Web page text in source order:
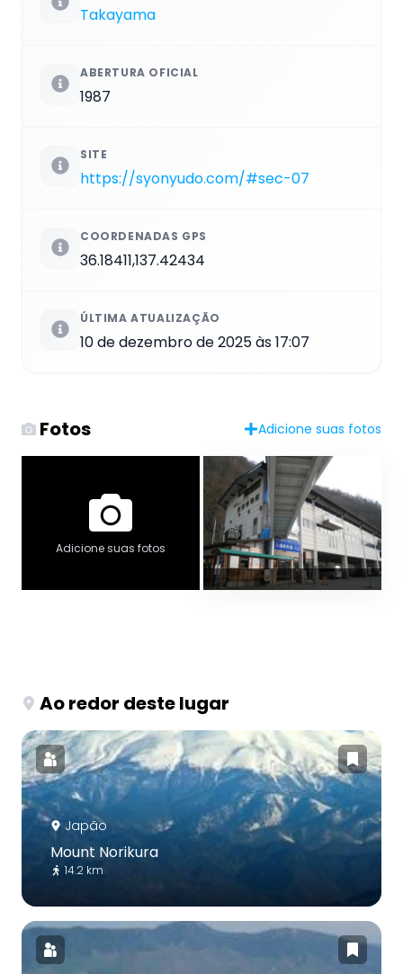
Takayama
ABERTURA OFICIAL
1987
SITE
https://syonyudo.com/#sec-07
COORDENADAS GPS
36.18411,137.42434
ÚLTIMA ATUALIZAÇÃO
10 de dezembro de 2025 às 17:07
Fotos Adicione suas fotos
Adicione suas fotos
Ao redor deste lugar
Japão
Mount Norikura
14.2 km